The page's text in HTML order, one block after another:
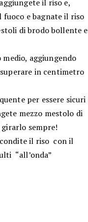
il riso e,
e bagnate il riso
di brodo bollente e
aggiungendo
in centimetro
per essere sicuri
mezzo mestolo di
sempre!
il riso con il
“all’onda”